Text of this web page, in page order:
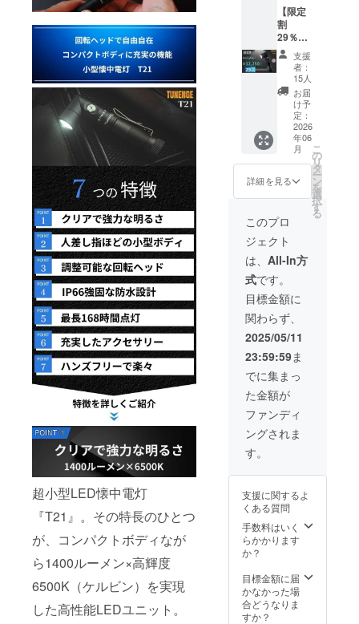
超小型LED懐中電灯
『T21』。その特長のひとつ
が、コンパクトボディなが
ら1400ルーメン×高輝度
6500K（ケルビン）を実現
した高性能LEDユニット。
い。 ※
発送は
日本国
内に限
らせて
頂きま
す。
【配送
予定】
配送に
関して
は随時
活動報
報告さ
せて頂
す。
ござい
ます。
※パッ
ケージ
などデ
ザイ
ン・仕
様は変
更にな
る可能
性もご
ざいま
す。ご
ださ
い。 ※
日本国
内に限
らせて
頂きま
【配送
予定】
配送に
関して
は随時
活動報
告にて
報告さ
せて頂
きま
す。
合等に
より出
荷時期
が遅れ
る場合
があり
ます。
※皆様の
支援に
より量
産効率
が向上
した場
合、一
変更に
能性も
ござい
ます。
※パッ
ケージ
などデ
ザイ
ン・仕
更にな
る可能
性もご
ざいま
す。ご
了承く
ださ
日本国
内に限
らせて
頂きま
す。
【配送
関して
は随時
活動報
（Type
A to
C）、調
節スト
ラッ
プ、
ヘッド
バン
ド、取
扱説明
書（日
本語）
※ご注文
状況、
給状
況、製
造工程
上の都
合等に
より出
荷時期
が遅れ
る場合
があり
ます。
※皆様の
支援に
より量
産効率
が向上
した場
合、一
変更に
なる可
能性も
ござい
ます。
※パッ
ザイ
ン・仕
様は変
【限定
割
29％OF
F】T21
の2個
セット
12,250
円（税
込・送
料0円）
内容：
T21 懐
中電灯
本体×２
個セッ
ト、
14500
充電池
（搭
載）、
USB
ケーブ
ル
（Type
A to
C）、調
節スト
ラッ
プ、
ヘッド
バン
ド、取
扱説明
書（付
れ2個ず
ご注文
状況、
使用部
材の供
給状
造工程
上の都
合等に
より出
支援
者：
15人
お届
け予
定：
2026
年06
月
詳細を見る
こ
の
リ
タ
ー
ン
を
選
択
す
る
このプロ
ジェクト
は、 All-In方
式です。
目標金額に
関わらず、
2025/05/11
23:59:59ま
でに集まっ
た金額が
ファンディ
ングされま
す。
支援に関するよ
くある質問
手数料はいく
らかかります
か？
目標金額に届
かなかった場
合どうなりま
すか？